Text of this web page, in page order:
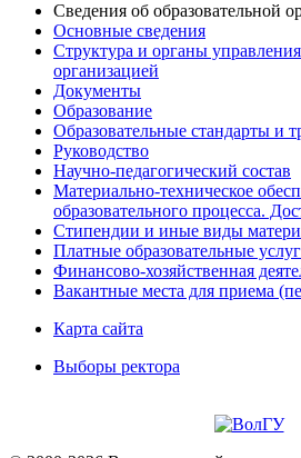
Сведения об образовательной
Основные сведения
Структура и органы
организацией
Документы
Образование
Образовательные стандарты и
Руководство
Научно-педагогический состав
Материально-техническое
образовательного процесса.
Стипендии и иные виды
Платные образовательные
Финансово-хозяйственная
Вакантные места для приема
Карта сайта
Выборы ректора